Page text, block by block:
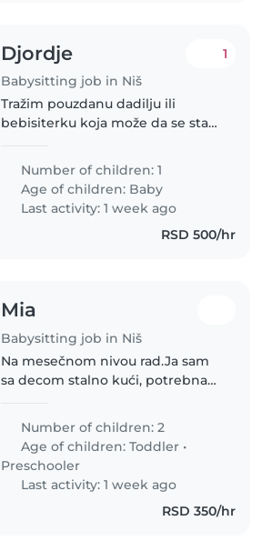
Djordje
Babysitting job in Niš
1
Tražim pouzdanu dadilju ili
bebisiterku koja može da se stara
jednomesečnom bebom.
Kontaktirajte me za dogovor.
Number of children: 1
Age of children: Baby
Last activity: 1 week ago
RSD 500/hr
Mia
Babysitting job in Niš
Na mesečnom nivou rad.Ja sam
sa decom stalno kući, potrebna
svega nisu išla u vrtić,ali radim sa
njima,još dojim, i uspavljujem mi
je Devojka kojoj bi..
Number of children: 2
Age of children:Toddler •
Preschooler
Last activity: 1 week ago
RSD 350/hr